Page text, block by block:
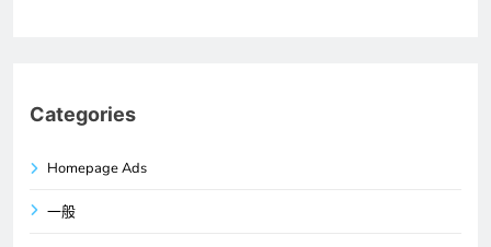
Categories
Homepage Ads
一般